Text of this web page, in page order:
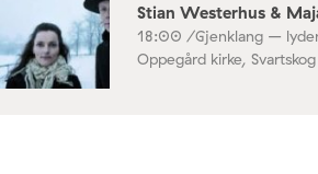
Stian Westerhus &
18:00 /Gjenklang –
Oppegård kirke, Svartskog